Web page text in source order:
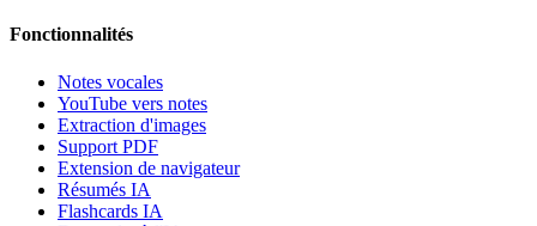
Fonctionnalités
Notes vocales
YouTube vers notes
Extraction d'images
Support PDF
Extension de navigateur
Résumés IA
Flashcards IA